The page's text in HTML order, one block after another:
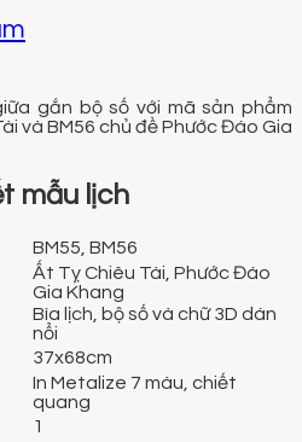
gắn bộ số với mã sản phẩm
và BM56 chủ đề Phước Đáo Gia
mẫu lịch
BM55, BM56
Ất Tỵ Chiêu Tài, Phước Đáo
Gia Khang
Bìa lịch, bộ số và chữ 3D dán
nổi
37x68cm
In Metalize 7 màu, chiết
quang
1